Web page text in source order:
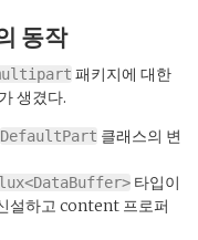
동작
패키지에 대한
생겼다.
DefaultPart 클래스의 변
타입이
설하고 content 프로퍼